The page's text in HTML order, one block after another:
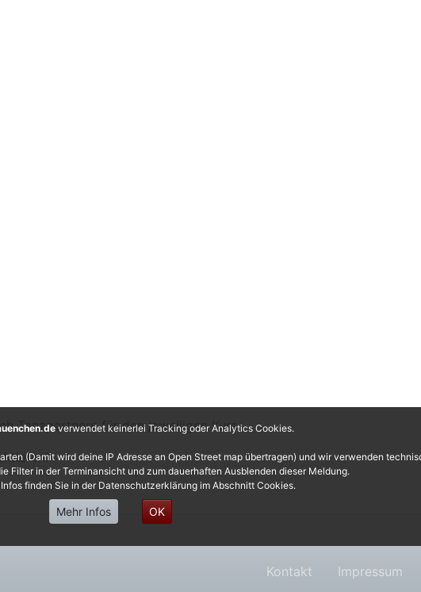
Tanzpartnern für den jeweiligen Kurs,
Kontakt Impressum
verwendet keinerlei Tracking oder Analytics Cookies.
(Damit wird deine IP Adresse an Open Street map übertragen) und wir verwenden
Filter in der Terminansicht und zum dauerhaften Ausblenden dieser Meldung.
finden Sie in der Datenschutzerklärung im Abschnitt Cookies.
Mehr Infos OK